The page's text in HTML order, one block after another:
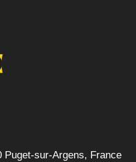
Puget-sur-Argens, France